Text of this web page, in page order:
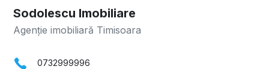
Sodolescu Imobiliare
Agenție imobiliară Timisoara
0732999996